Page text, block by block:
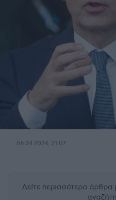
06.04.2024, 21:07
Δείτε περισσότερα άρθρα